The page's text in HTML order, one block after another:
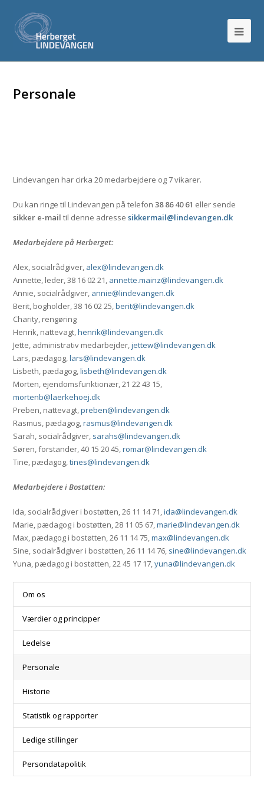
Personale
Lindevangen har cirka 20 medarbejdere og 7 vikarer.
Du kan ringe til Lindevangen på telefon38 86 40 61 eller sende
sikker e-mail til denne adressesikkermail@lindevangen.dk
Medarbejdere på Herberget:
Alex, socialrådgiver, alex@lindevangen.dk
Annette, leder, 38 16 02 21, annette.mainz@lindevangen.dk
Annie, socialrådgiver, annie@lindevangen.dk
Berit, bogholder, 38 16 02 25,berit@lindevangen.dk
Charity, rengøring
Henrik, nattevagt,henrik@lindevangen.dk
Jette, administrativ medarbejder,jettew@lindevangen.dk
Lars, pædagog,lars@lindevangen.dk
Lisbeth, pædagog,lisbeth@lindevangen.dk
Morten, ejendomsfunktionær, 21 22 43 15,
mortenb@laerkehoej.dk
Preben, nattevagt,preben@lindevangen.dk
Rasmus, pædagog,rasmus@lindevangen.dk
Sarah, socialrådgiver, sarahs@lindevangen.dk
Søren, forstander, 40 15 20 45,romar@lindevangen.dk
Tine, pædagog,tines@lindevangen.dk
Medarbejdere i Bostøtten:
Ida, socialrådgiver i bostøtten, 26 11 14 71,ida@lindevangen.dk
Marie, pædagog i bostøtten, 28 11 05 67,marie@lindevangen.dk
Max, pædagog i bostøtten, 26 11 14 75,max@lindevangen.dk
Sine, socialrådgiver i bostøtten, 26 11 14 76, sine@lindevangen.dk
Yuna, pædagog i bostøtten, 22 45 17 17,yuna@lindevangen.dk
Om os
Værdier og principper
Ledelse
Personale
Historie
Statistik og rapporter
Ledige stillinger
Persondatapolitik